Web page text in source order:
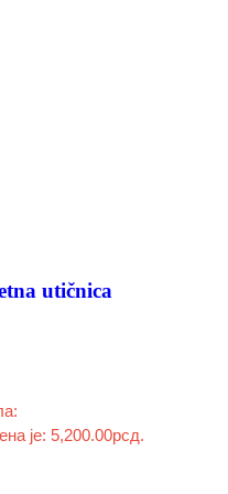
utičnica
је: 5,200.00рсд.